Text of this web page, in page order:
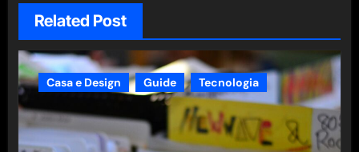
Related Post
Casa e Design Guide Tecnologia